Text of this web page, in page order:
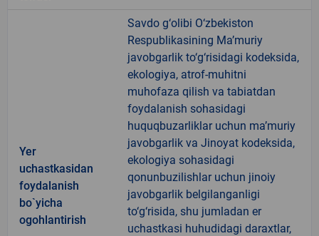
Yer
uchastkasidan
foydalanish
bo`yicha
ogohlantirish
Savdo g‘olibi O‘zbekiston
Respublikasining Ma’muriy
javobgarlik to‘g‘risidagi kodeksida,
ekologiya, atrof-muhitni
muhofaza qilish va tabiatdan
foydalanish sohasidagi
huquqbuzarliklar uchun ma’muriy
javobgarlik va Jinoyat kodeksida,
ekologiya sohasidagi
qonunbuzilishlar uchun jinoiy
javobgarlik belgilanganligi
to‘g‘risida, shu jumladan er
uchastkasi huhudidagi daraxtlar,